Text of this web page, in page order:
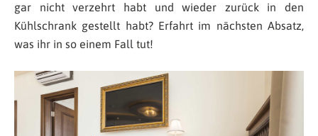
gar nicht verzehrt habt und wieder zurück in den
Kühlschrank gestellt habt? Erfahrt im nächsten Absatz,
was ihr in so einem Fall tut!